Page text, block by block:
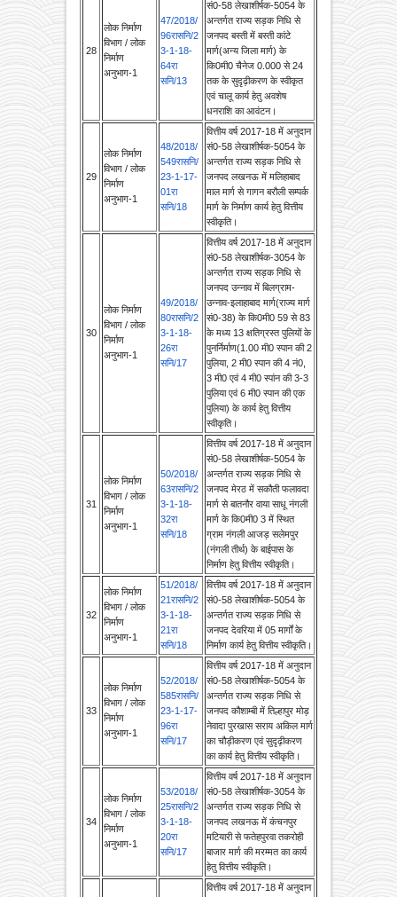
निर्माण
अनुभाग-1
3-1-18-
64रा
सनि/13
जनपद बस्ती में बस्ती कांटे
मार्ग(अन्य जिला मार्ग) के
कि0मी0 चैनेज 0.000 से 24
तक के सुदृढ़ीकरण के स्वीकृत
एवं चालू कार्य हेतु अवशेष
धनराशि का आवंटन।
लोक निर्माण
निर्माण
अनुभाग-1
48/2018/
23-1-17-
01रा
सनि/18
वित्तीय वर्ष 2017-18 में अनुदान
सं0-58 लेखाशीर्षक-5054 के
अन्तर्गत राज्य सड़क निधि से
जनपद लखनऊ में मलिहाबाद
माल मार्ग से गागन बरौली सम्पर्क
मार्ग के निर्माण कार्य हेतु वित्तीय
स्वीकृति।
निर्माण
अनुभाग-1
3-1-18-
26रा
सनि/17
वित्तीय वर्ष 2017-18 में अनुदान
सं0-58 लेखाशीर्षक-3054 के
अन्तर्गत राज्य सड़क निधि से
जनपद उन्नाव में बिलग्राम-
उन्नाव-इलाहाबाद मार्ग(राज्य मार्ग
सं0-38) के कि0मी0 59 से 83
के मध्य 13 क्षतिग्रस्त पुलियों के
पुनर्निर्माण(1.00 मी0 स्पान की 2
पुलिया, 2 मी0 स्पान की 4 नं0,
3 मी0 एवं 4 मी0 स्पांन की 3-3
पुलिया एवं 6 मी0 स्पान की एक
पुलिया) के कार्य हेतु वित्ती‍य
स्वीकृति।
निर्माण
अनुभाग-1
3-1-18-
32रा
सनि/18
वित्तीय वर्ष 2017-18 में अनुदान
सं0-58 लेखाशीर्षक-5054 के
अन्तर्गत राज्य सड़क निधि से
जनपद मेरठ में सकौती फलावदा
मार्ग से बातनौर वाया साधू नंगली
मार्ग के कि0मी0 3 में स्थित
ग्राम नंगली आजड़ सलेमपुर
(नंगली तीर्थ) के बाईपास के
निर्माण हेतु वित्तीय स्वीकृति।
विभाग / लोक
निर्माण
अनुभाग-1
21रासनि/2
3-1-18-
21रा
सनि/18
वित्तीय वर्ष 2017-18 में अनुदान
सं0-58 लेखाशीर्षक-5054 के
अन्तर्गत राज्य सड़क निधि से
जनपद देवरिया में 05 मार्गों के
निर्माण कार्य हेतु वित्तीय स्वीकृति।
लोक निर्माण
निर्माण
अनुभाग-1
52/2018/
23-1-17-
96रा
सनि/17
वित्तीय वर्ष 2017-18 में अनुदान
सं0-58 लेखाशीर्षक-5054 के
अन्तर्गत राज्य सड़क निधि से
जनपद कौशाम्बी में तिल्हापुर मोड़
नेवादा पुरखास सराय अकिल मार्ग
का चौड़ीकरण एवं सुदृढ़ीकरण
का कार्य हेतु वित्तीय स्वी‍कृति।
लोक निर्माण
निर्माण
अनुभाग-1
53/2018/
3-1-18-
20रा
सनि/17
वित्तीय वर्ष 2017-18 में अनुदान
सं0-58 लेखाशीर्षक-3054 के
अन्तर्गत राज्य सड़क निधि से
जनपद लखनऊ में कंचनपुर
मटियारी से फतेहपुरवा तकरोही
बाजार मार्ग की मरम्मत का कार्य
हेतु वित्तीय स्वीकृति।
54/2018/
वित्तीय वर्ष 2017-18 में अनुदान
सं0-58 लेखाशीर्षक-3054 के
अन्तर्गत राज्य सड़क निधि से